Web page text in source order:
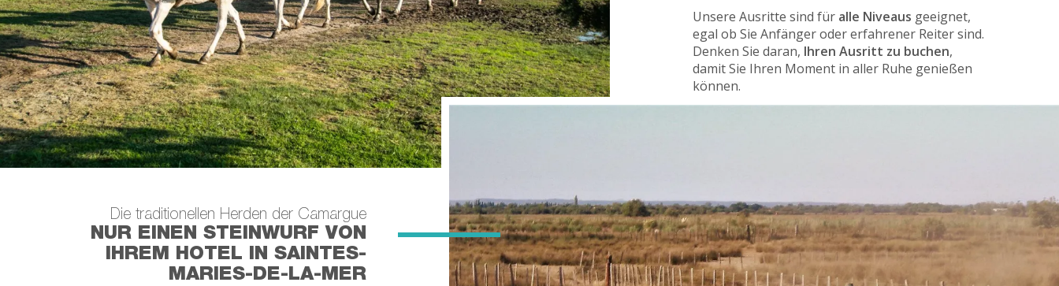
Unsere Ausritte sind für alle Niveaus geeignet,
egal ob Sie Anfänger oder erfahrener Reiter sind.
Denken Sie daran, Ihren Ausritt zu buchen,
damit Sie Ihren Moment in aller Ruhe genießen
können.
Die traditionellen Herden der Camargue
NUR EINEN STEINWURF VON
IHREM HOTEL IN SAINTES-
MARIES-DE-LA-MER